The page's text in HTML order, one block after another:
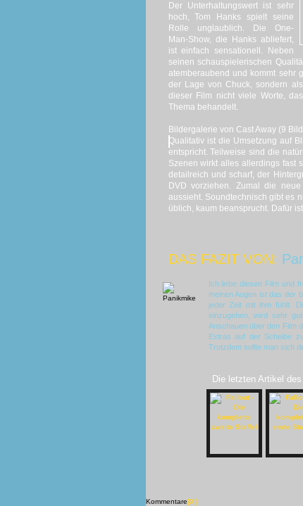
Der Unterhaltungswert ist sehr
hoch, Tom Hanks spielt seine
Rolle unglaublich. Die One-
Man-Show, die Hanks abliefert,
ist einfach sensationell. Neben
seinen schauspielerischen
atemberaubend und kommt sehr
der Lage von Chuck, sondern
dieser Film nicht viele Worte,
Thema behandelt.
Bildergalerie von Cast Away (9
Qualitativ ist die Umsetzung auf
entspricht. Teilweise sind die
Szenen wirkt alles allerdings fast
detailreich und scharf, der
DVD vorziehen. Zumal die
aussieht. Soundtechnisch gibt es
üblich, kaum beansprucht. Dafür
DAS FAZIT VON:
Ich liebe diesen Film und
meinen Augen ist das der
jeder Zeit mit ihm fühlt.
einzugehen, wird sehr
Anschauen über den Film
Extras auf der Scheibe
Trotzdem sollte man sich
Die letzten Artikel
Kommentare[X]